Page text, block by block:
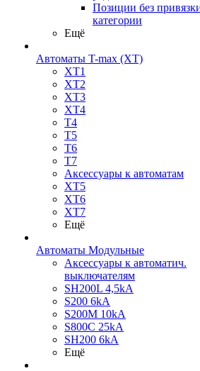
Позиции без
категории
Ещё
Автоматы T-max (XT)
XT1
XT2
XT3
XT4
T4
T5
T6
T7
Аксессуары к автоматам
XT5
XT6
XT7
Ещё
Автоматы Модульные
Аксессуары к автоматич.
выключателям
SH200L 4,5kA
S200 6kA
S200M 10kA
S800C 25kA
SH200 6kA
Ещё